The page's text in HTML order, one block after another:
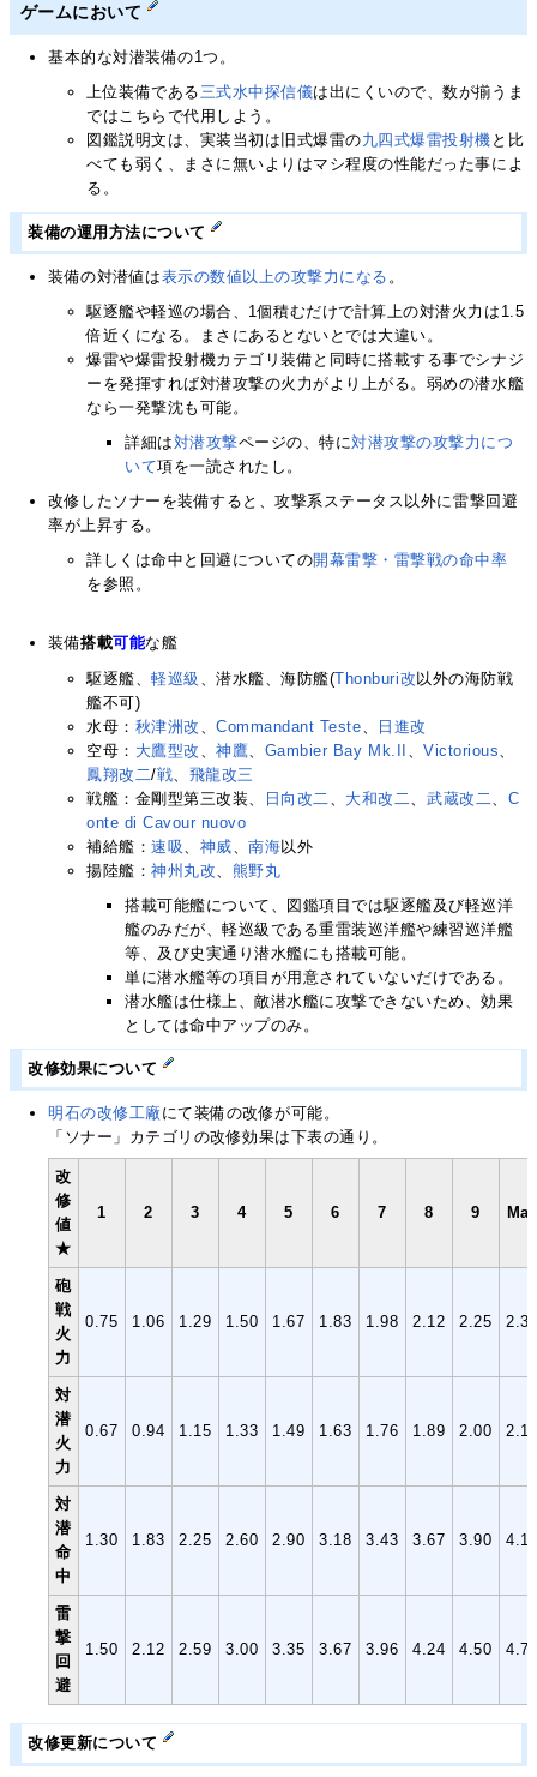
ゲームにおいて
基本的な対潜装備の1つ。
上位装備である三式水中探信儀は出にくいので、数が揃うま
ではこちらで代用しよう。
図鑑説明文は、実装当初は旧式爆雷の九四式爆雷投射機 と比
べても弱く、まさに無いよりはマシ程度の性能だった事によ
る。
装備の運用方法について
装備の対潜値は表示の数値以上の攻撃力になる 。
駆逐艦や軽巡の場合、1個積むだけで計算上の対潜火力は1.5
倍近くになる。まさにあるとないとでは大違い。
爆雷や爆雷投射機カテゴリ装備と同時に搭載する事でシナジ
ーを発揮すれば対潜攻撃の火力がより上がる。弱めの潜水艦
なら一発撃沈も可能。
詳細は対潜攻撃ページの、特に対潜攻撃の攻撃力につ
いて項を一読されたし。
改修したソナーを装備すると、攻撃系ステータス以外に雷撃回避
率が上昇する。
詳しくは命中と回避についての開幕雷撃・雷撃戦の命中率
を参照。
装備搭載可能な艦
駆逐艦、軽巡級 、潜水艦、海防艦(Thonburi改以外の海防戦
艦不可)
水母： 秋津洲改 、Commandant Teste
日進改
空母： 大鷹型改 、神鷹 Gambier Bay Mk.II 、Victorious
鳳翔改二/戦
飛龍改三
戦艦：金剛型第三改装、
日向改二 大和改二 武蔵改二
C
onte di Cavour nuovo
補給艦：速吸 神威 、南海以外
揚陸艦：神州丸改
熊野丸
搭載可能艦について、図鑑項目では駆逐艦及び軽巡洋
艦のみだが、軽巡級である重雷装巡洋艦や練習巡洋艦
等、及び史実通り潜水艦にも搭載可能。
単に潜水艦等の項目が用意されていないだけである。
潜水艦は仕様上、敵潜水艦に攻撃できないため、効果
としては命中アップのみ。
改修効果について
明石の改修工廠 にて装備の改修が可能。
「ソナー」カテゴリの改修効果は下表の通り。
改
修
値
★
1 2 3 4 5 6 7 8 9
砲
戦
火
力
0.75 1.06 1.29 1.50 1.67 1.83 1.98 2.12 2.25
対
潜
火
力
0.67 0.94 1.15 1.33 1.49 1.63 1.76 1.89 2.00 2.11
対
潜
命
中
1.30 1.83 2.25 2.60 2.90 3.18 3.43 3.67 3.90 4.11
雷
撃
回
避
1.50 2.12 2.59 3.00 3.35 3.67 3.96 4.24 4.50
改修更新について